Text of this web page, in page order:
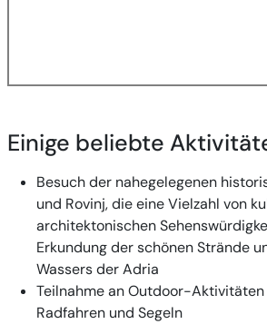
Einige beliebte
Besuch der nahegelegenen
und Rovinj, die eine Vielzahl von
architektonischen
Erkundung der schönen Strände
Wassers der Adria
Teilnahme an Outdoor-Aktivitäten
Radfahren und Segeln